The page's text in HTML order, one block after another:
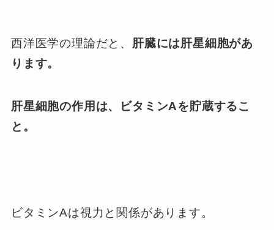
西洋医学の理論だと、 肝臓には肝星細胞があ
ります。
肝星細胞の作用は、ビタミンAを貯蔵するこ
と。
ビタミンAは視力と関係があります。